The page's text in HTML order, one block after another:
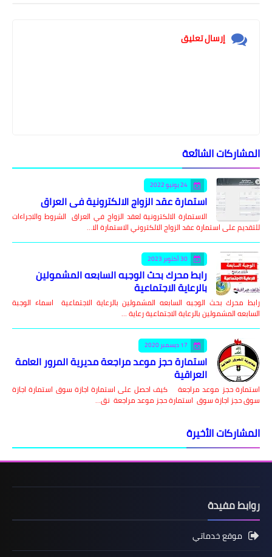
إرسال تعليق
المشاركات الشائعة
24 يونيو 2022
استمارة عقد الزواج الالكترونية في العراق
الاستمارة الالكترونية لعقد الزواج في العراق الشروط والاجراءات
للتقديم على استمارة عقد الزواج الالكتروني الاستمارة الا…
30 أكتوبر 2023
رابط محرك بحث الوجبه السابعه المشمولين
بالرعاية الاجتماعية
رابط محرك بحث الوجبه السابعه المشمولين بالرعاية الاجتماعية اسماء الوجبة
السابعه المشمولين بالرعاية الاجتماعية رعاية …
17 ديسمبر 2020
استمارة حجز موعد مراجعة مديرية المرور العامة
العراقية
استمارة حجز موعد مراجعة كيف احصل على استمارة اجازة سوق استمارة اجازة
سوق حجز اجازة سوق استمارة حجز موعد مراجعة نق…
المشاركات الأخيرة
روابط مفيدة
موقع خدماتي